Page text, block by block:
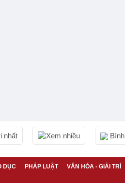
nhất Xem nhiều
DỤC PHÁP LUẬT VĂN HÓA - GIẢI TRÍ